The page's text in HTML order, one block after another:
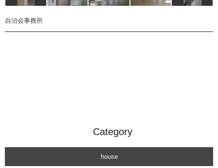
自治会事務所
Category
house